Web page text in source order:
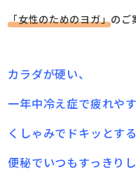
「女性のためのヨガ」のご
カラダが硬い、
一年中冷え症で疲れやす
くしゃみでドキッとする
便秘でいつもすっきりし